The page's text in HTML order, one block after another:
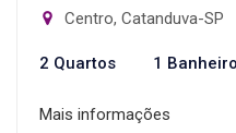
Centro, Catanduva-SP
2 Quartos 1 Banheiro
Mais informações